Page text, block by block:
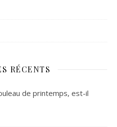
RÉCENTS
de printemps, est-il